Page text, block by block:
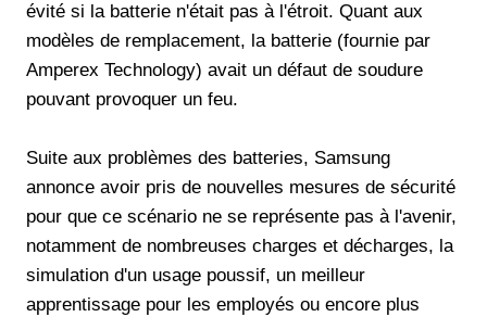
évité si la batterie n'était pas à l'étroit. Quant aux
modèles de remplacement, la batterie (fournie par
Amperex Technology) avait un défaut de soudure
pouvant provoquer un feu.
Suite aux problèmes des batteries, Samsung
annonce avoir pris de nouvelles mesures de sécurité
pour que ce scénario ne se représente pas à l'avenir,
notamment de nombreuses charges et décharges, la
simulation d'un usage poussif, un meilleur
apprentissage pour les employés ou encore plus